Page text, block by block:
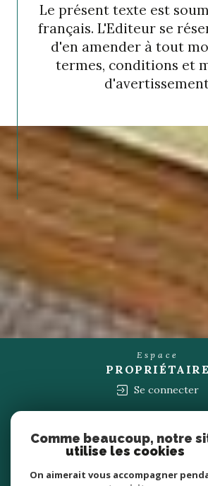
Le présent texte est
français. L'Editeur se
d'en amender à tout
termes, conditions et
Espace
PROPRIÉTAIRE
Se connecter
ADHÉRONS
Comme beaucoup, notre
utilise les cookies
On aimerait vous accompagner